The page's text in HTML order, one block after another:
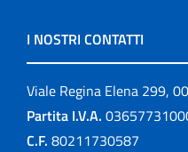
I NOSTRI CONTATTI
Viale Regina Elena 299,
Partita I.V.A.
C.F. 80211730587